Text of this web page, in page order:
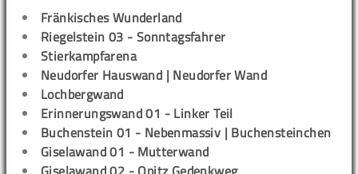
Fränkisches Wunderland
Riegelstein 03 - Sonntagsfahrer
Stierkampfarena
Neudorfer Hauswand | Neudorfer Wand
Lochbergwand
Erinnerungswand 01 - Linker Teil
Buchenstein 01 - Nebenmassiv | Buchensteinchen
Giselawand 01 - Mutterwand